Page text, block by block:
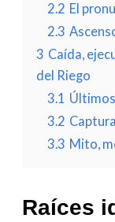
2.2 El
2.3
3 Caída,
del Riego
3.1
3.2
3.3 Mito,
Raíces